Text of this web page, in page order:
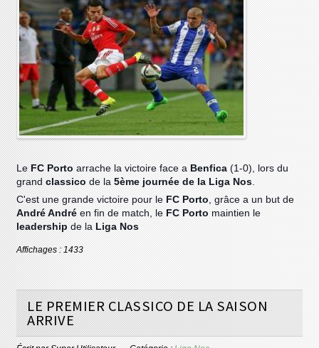
LeFC Porto arrache la victoire face aBenfica (1-0), lors du
grandclassico de la5ème journée de la Liga Nos
C'est une grande victoire pour le FC Porto , grâce a un but de
André André en fin de match, le FC Porto maintien le
leadershipde laLiga Nos
Affichages : 1433
LE PREMIER CLASSICO DE LA SAISON
ARRIVE